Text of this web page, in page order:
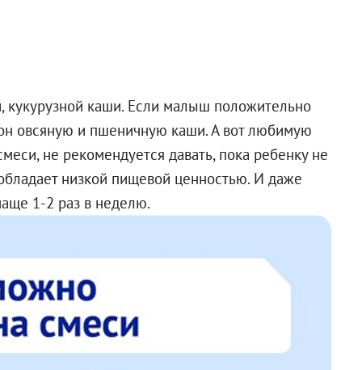
кукурузной каши. Если малыш положительно
овсяную и пшеничную каши. А вот любимую
не рекомендуется давать, пока ребенку не
низкой пищевой ценностью. И даже
1-2 раз в неделю.